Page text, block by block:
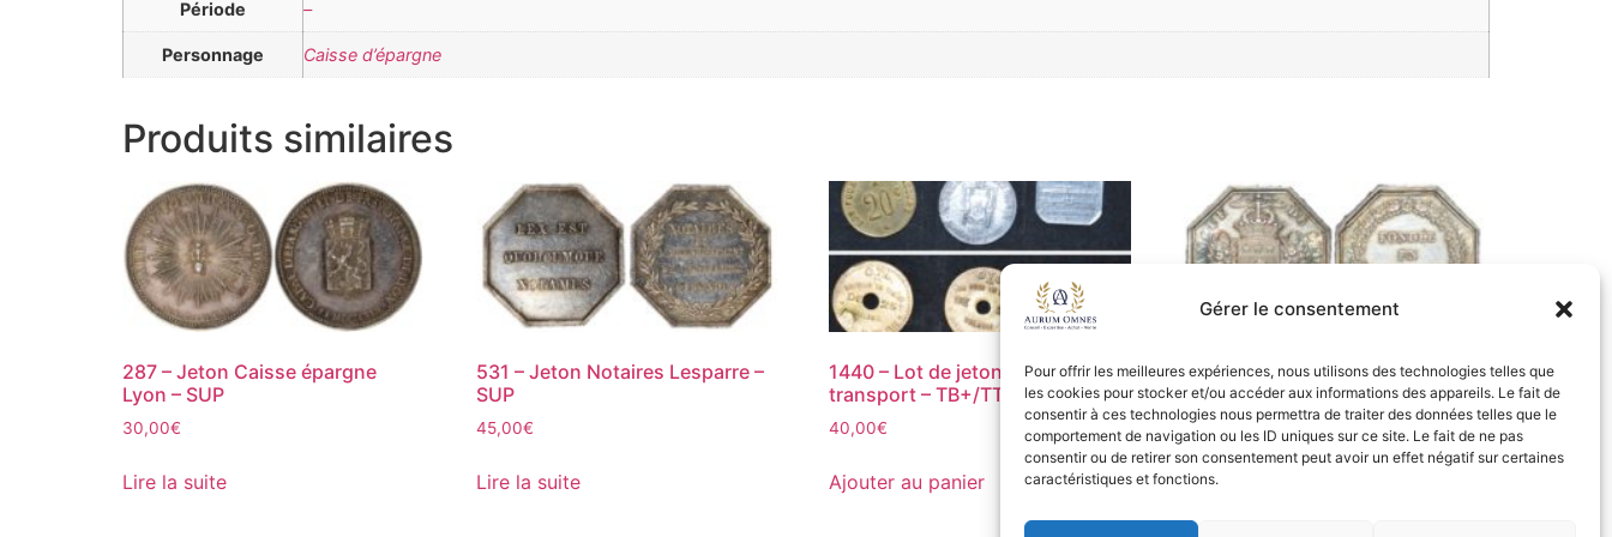
Gérer le consentement
Pour offrir les meilleures expériences, nous utilisons des technologies telles que
les cookies pour stocker et/ou accéder aux informations des appareils. Le fait de
consentir à ces technologies nous permettra de traiter des données telles que le
comportement de navigation ou les ID uniques sur ce site. Le fait de ne pas
consentir ou de retirer son consentement peut avoir un effet négatif sur certaines
caractéristiques et fonctions.
Période –
Personnage Caisse d’épargne
Produits similaires
287 – Jeton Caisse épargne
Lyon – SUP
30,00€
Lire la suite
531 – Jeton Notaires Lesparre –
SUP
45,00€
Lire la suite
1440 – Lot de jetons de
transport – TB+/TTB
40,00€
Ajouter au panier
1637 – Jeton Banque de Lyon –
p. main – SUP+
35,00
Ajouter au panier